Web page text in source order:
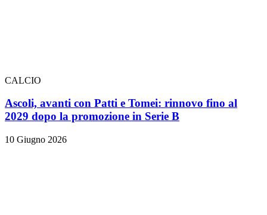
CALCIO
Ascoli, avanti con Patti e Tomei: rinnovo fino al
2029 dopo la promozione in Serie B
10 Giugno 2026